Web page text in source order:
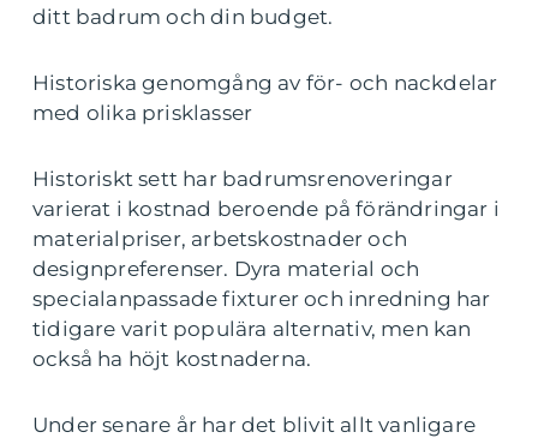
ditt badrum och din budget.
Historiska genomgång av för- och nackdelar
med olika prisklasser
Historiskt sett har badrumsrenoveringar
varierat i kostnad beroende på förändringar i
materialpriser, arbetskostnader och
designpreferenser. Dyra material och
specialanpassade fixturer och inredning har
tidigare varit populära alternativ, men kan
också ha höjt kostnaderna.
Under senare år har det blivit allt vanligare